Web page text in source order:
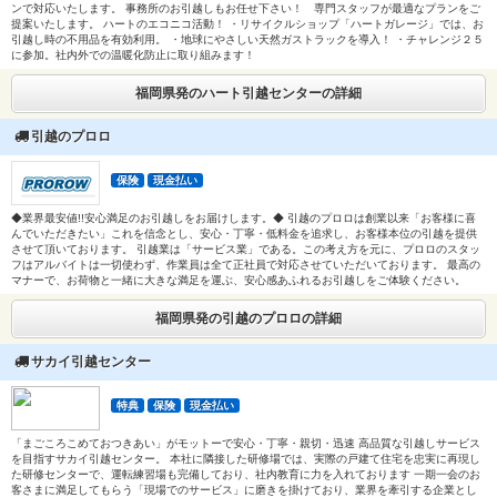
ンで対応いたします。 事務所のお引越しもお任せ下さい！ 専門スタッフが最適なプランをご
提案いたします。 ハートのエコニコ活動！ ・リサイクルショップ「ハートガレージ」では、お
引越し時の不用品を有効利用。 ・地球にやさしい天然ガストラックを導入！ ・チャレンジ２５
に参加。社内外での温暖化防止に取り組みます！
福岡県発のハート引越センターの詳細
引越のプロロ
保険 現金払い
◆業界最安値!!安心満足のお引越しをお届けします。◆ 引越のプロロは創業以来「お客様に喜
んでいただきたい」これを信念とし、安心・丁寧・低料金を追求し、お客様本位の引越を提供
させて頂いております。 引越業は「サービス業」である。この考え方を元に、プロロのスタッ
フはアルバイトは一切使わず、作業員は全て正社員で対応させていただいております。 最高の
マナーで、お荷物と一緒に大きな満足を運ぶ、安心感あふれるお引越しをご体験ください。
福岡県発の引越のプロロの詳細
サカイ引越センター
特典 保険 現金払い
「まごころこめておつきあい」がモットーで安心・丁寧・親切・迅速 高品質な引越しサービス
を目指すサカイ引越センター。 本社に隣接した研修場では、実際の戸建て住宅を忠実に再現し
た研修センターで、運転練習場も完備しており、社内教育に力を入れております 一期一会のお
客さまに満足してもらう「現場でのサービス」に磨きを掛けており、業界を牽引する企業とし